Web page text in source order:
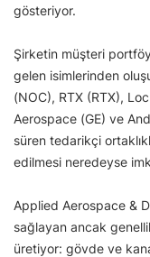
gösteriyor.
Şirketin müşteri
gelen isimlerinden
(NOC), RTX (RTX),
Aerospace (GE) ve
süren tedarikçi
edilmesi neredeyse
Applied Aerospace &
sağlayan ancak
üretiyor: gövde ve